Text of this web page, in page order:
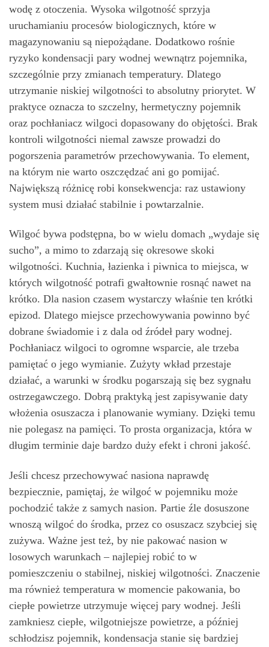
wodę z otoczenia. Wysoka wilgotność sprzyja
uruchamianiu procesów biologicznych, które w
magazynowaniu są niepożądane. Dodatkowo rośnie
ryzyko kondensacji pary wodnej wewnątrz pojemnika,
szczególnie przy zmianach temperatury. Dlatego
utrzymanie niskiej wilgotności to absolutny priorytet. W
praktyce oznacza to szczelny, hermetyczny pojemnik
oraz pochłaniacz wilgoci dopasowany do objętości. Brak
kontroli wilgotności niemal zawsze prowadzi do
pogorszenia parametrów przechowywania. To element,
na którym nie warto oszczędzać ani go pomijać.
Największą różnicę robi konsekwencja: raz ustawiony
system musi działać stabilnie i powtarzalnie.
Wilgoć bywa podstępna, bo w wielu domach „wydaje się
sucho”, a mimo to zdarzają się okresowe skoki
wilgotności. Kuchnia, łazienka i piwnica to miejsca, w
których wilgotność potrafi gwałtownie rosnąć nawet na
krótko. Dla nasion czasem wystarczy właśnie ten krótki
epizod. Dlatego miejsce przechowywania powinno być
dobrane świadomie i z dala od źródeł pary wodnej.
Pochłaniacz wilgoci to ogromne wsparcie, ale trzeba
pamiętać o jego wymianie. Zużyty wkład przestaje
działać, a warunki w środku pogarszają się bez sygnału
ostrzegawczego. Dobrą praktyką jest zapisywanie daty
włożenia osuszacza i planowanie wymiany. Dzięki temu
nie polegasz na pamięci. To prosta organizacja, która w
długim terminie daje bardzo duży efekt i chroni jakość.
Jeśli chcesz przechowywać nasiona naprawdę
bezpiecznie, pamiętaj, że wilgoć w pojemniku może
pochodzić także z samych nasion. Partie źle dosuszone
wnoszą wilgoć do środka, przez co osuszacz szybciej się
zużywa. Ważne jest też, by nie pakować nasion w
losowych warunkach – najlepiej robić to w
pomieszczeniu o stabilnej, niskiej wilgotności. Znaczenie
ma również temperatura w momencie pakowania, bo
ciepłe powietrze utrzymuje więcej pary wodnej. Jeśli
zamkniesz ciepłe, wilgotniejsze powietrze, a później
schłodzisz pojemnik, kondensacja stanie się bardziej